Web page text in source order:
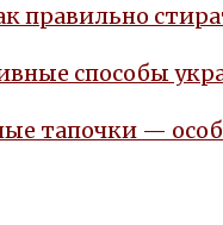
правильно
способы
тапочки —